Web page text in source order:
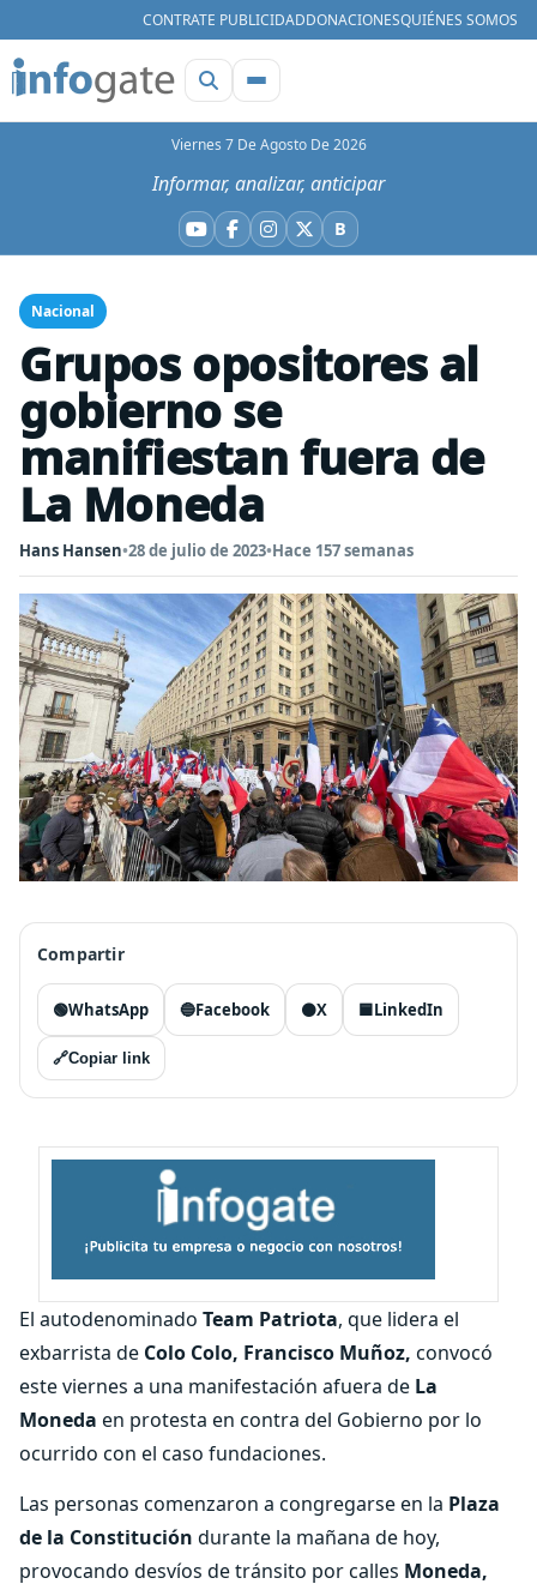
CONTRATE PUBLICIDADDONACIONESQUIÉNES SOMOS
Viernes 7 De Agosto De 2026
Informar, analizar, anticipar
YouTube
Facebook
Instagram
X BBluesky
Nacional
Grupos opositores al
gobierno se
manifiestan fuera de
La Moneda
Hans Hansen•28 de julio de 2023•Hace 157 semanas
Compartir
🟢WhatsApp 🔵Facebook ⚫X 🟦LinkedIn
🔗Copiar link
El autodenominado Team Patriota, que lidera el
exbarrista de Colo Colo, Francisco Muñoz, convocó
este viernes a una manifestación afuera de La
Moneda en protesta en contra del Gobierno por lo
ocurrido con el caso fundaciones.
Las personas comenzaron a congregarse en la Plaza
de la Constitución durante la mañana de hoy,
provocando desvíos de tránsito por calles Moneda,